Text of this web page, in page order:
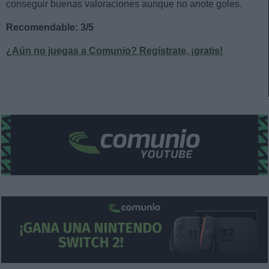
conseguir buenas valoraciones aunque no anote goles.
Recomendable: 3/5
¿Aún no juegas a Comunio? Regístrate, ¡gratis!